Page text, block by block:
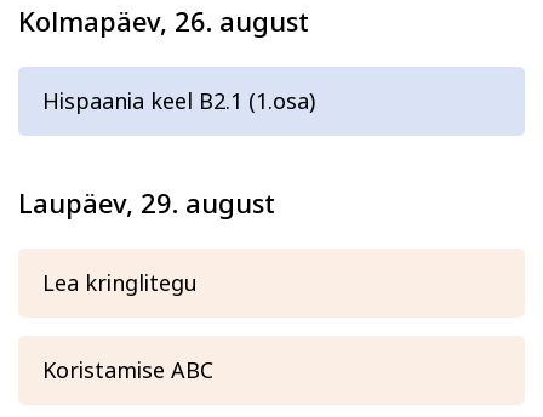
Kolmapäev, 26. august
Hispaania keel B2.1 (1.osa)
Laupäev, 29. august
Lea kringlitegu
Koristamise ABC